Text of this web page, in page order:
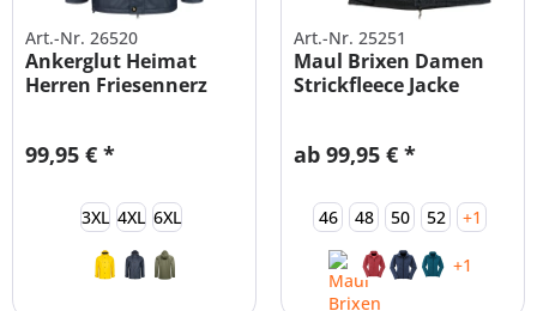
Art.-Nr. 26520
Ankerglut Heimat
Herren Friesennerz
99,95 € *
3XL 4XL 6XL
Art.-Nr. 25251
Maul Brixen Damen
Strickfleece Jacke
ab 99,95 € *
46 48 50 52 +1
+1